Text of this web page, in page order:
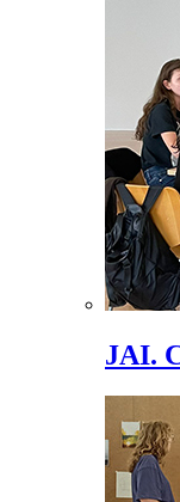
JAI.